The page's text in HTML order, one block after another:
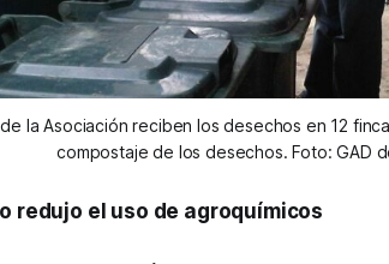
la Asociación reciben los desechos en 12
compostaje de los desechos. Foto: GAD
redujo el uso de agroquímicos